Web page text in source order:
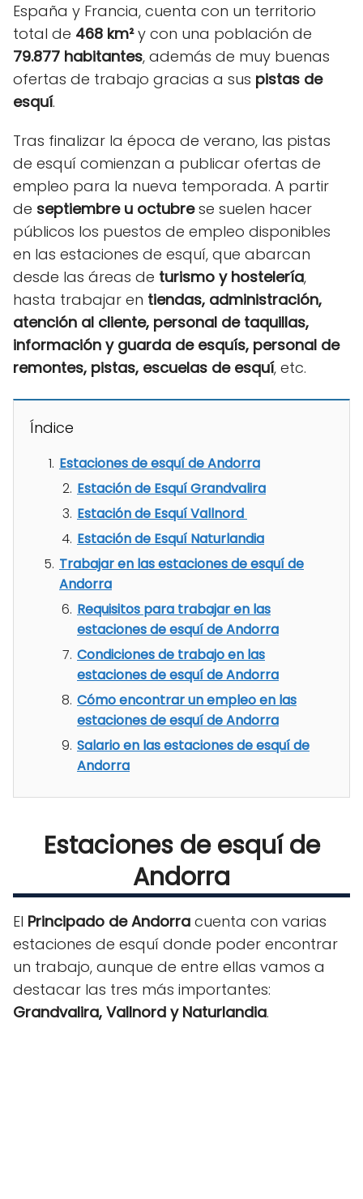
España y Francia, cuenta con un territorio
total de 468 km²y con una población de
79.877 habitantes, además de muy buenas
ofertas de trabajo gracias a sus pistas de
esquí.
Tras finalizar la época de verano, las pistas
de esquí comienzan a publicar ofertas de
empleo para la nueva temporada. A partir
de septiembre u octubrese suelen hacer
públicos los puestos de empleo disponibles
en las estaciones de esquí, que abarcan
desde las áreas de turismo y hostelería,
hasta trabajar en tiendas, administración,
atención al cliente, personal de taquillas,
información y guarda de esquís, personal de
remontes, pistas, escuelas de esquí, etc.
Índice
Estaciones de esquí de Andorra
Estación de Esquí Grandvalira
Estación de Esquí Vallnord
Estación de Esquí Naturlandia
Trabajar en las estaciones de esquí de
Andorra
Requisitos para trabajar en las
estaciones de esquí de Andorra
Condiciones de trabajo en las
estaciones de esquí de Andorra
Cómo encontrar un empleo en las
estaciones de esquí de Andorra
Salario en las estaciones de esquí de
Andorra
Estaciones de esquí de
Andorra
El Principado de Andorra cuenta con varias
estaciones de esquí donde poder encontrar
un trabajo, aunque de entre ellas vamos a
destacar las tres más importantes:
Grandvalira, Vallnord y Naturlandia.